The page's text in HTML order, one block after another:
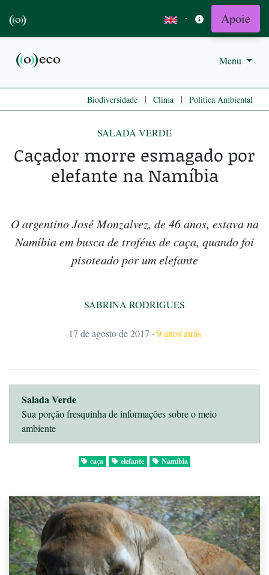
· Apoie
Menu
Biodiversidade | Clima | Politica Ambiental
SALADA VERDE
Caçador morre esmagado por
elefante na Namíbia
O argentino José Monzalvez, de 46 anos, estava na
Namíbia em busca de troféus de caça, quando foi
pisoteado por um elefante
SABRINA RODRIGUES
17 de agosto de 2017 · 9 anos atrás
Salada Verde
Sua porção fresquinha de informações sobre o meio
ambiente
caça elefante Namíbia